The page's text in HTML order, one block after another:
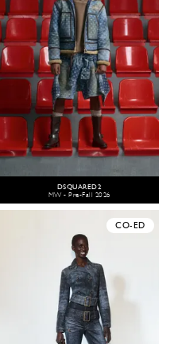
DSQUARED2
MW - Pre-Fall 2026
CO-ED